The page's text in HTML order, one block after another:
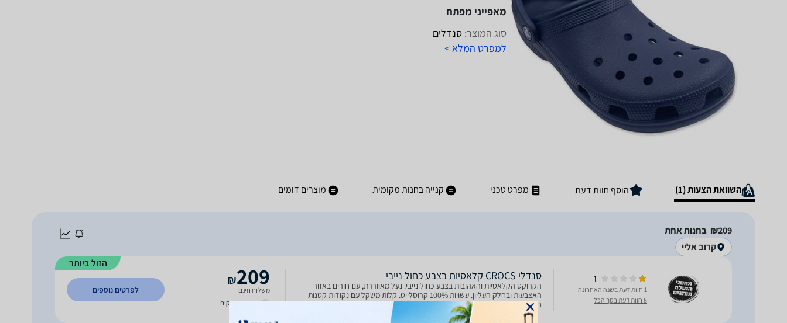
מאפייני מפתח
סוג המוצר: סנדלים
למפרט המלא >
השוואת הצעות (1) הוסף חוות דעת מפרט טכני קנייה בחנות מקומית מוצרים דומים
209‏₪
בחנות אחת
קרוב אליי
הזול ביותר
1
1 חוות דעת בשנה האחרונה
8 חוות דעת בסך הכל
סנדלי CROCS קלאסיות בצבע כחול נייבי
הקרוקס הקלאסיות והאהובות בצבע כחול נייבי. נעל מאווררת, עם חורים באזור
האצבעות ובחלק העליון. עשויות 100% קרוסלייט. קלות משקל עם נקודות קטנות
במדרך הנעל אשר ממריצות את מחזור הדם בכף הרגל.
209
₪
משלוח חינם
עד 5 ימי עסקים
לפרטים נוספים